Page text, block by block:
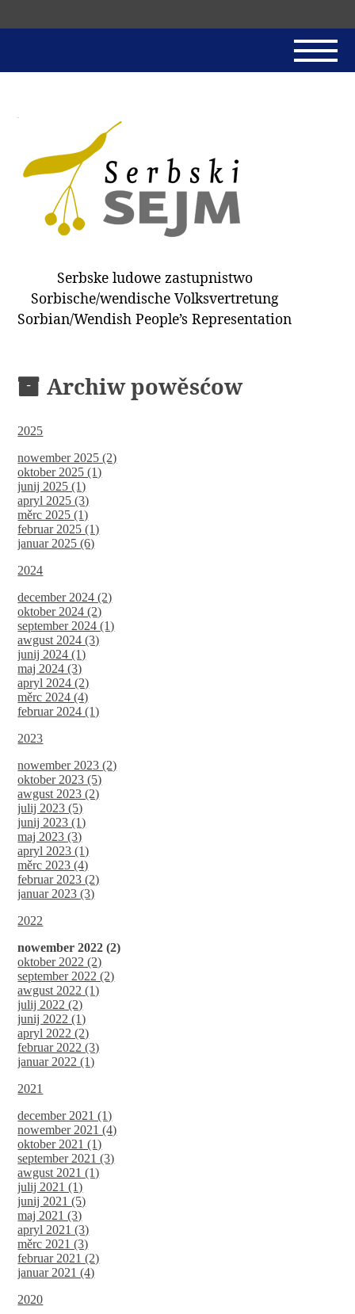
SERBSKI SEJM
JADNAŃSKI PÓRĚD
PROTOKOLE / HOBZAMKŃEŃA
DARY
WÓTPÓSŁAŃCY
HUBĚRKI
Serbske ludowe zastupnistwo
Sorbische/wendische Volksvertretung
Sorbian/Wendish People’s Representation
Archiw powěsćow
2025
nowember 2025 (2)
oktober 2025 (1)
junij 2025 (1)
apryl 2025 (3)
měrc 2025 (1)
februar 2025 (1)
januar 2025 (6)
2024
december 2024 (2)
oktober 2024 (2)
september 2024 (1)
awgust 2024 (3)
junij 2024 (1)
maj 2024 (3)
apryl 2024 (2)
měrc 2024 (4)
februar 2024 (1)
2023
nowember 2023 (2)
oktober 2023 (5)
awgust 2023 (2)
julij 2023 (5)
junij 2023 (1)
maj 2023 (3)
apryl 2023 (1)
měrc 2023 (4)
februar 2023 (2)
januar 2023 (3)
2022
nowember 2022 (2)
oktober 2022 (2)
september 2022 (2)
awgust 2022 (1)
julij 2022 (2)
junij 2022 (1)
apryl 2022 (2)
februar 2022 (3)
januar 2022 (1)
2021
december 2021 (1)
nowember 2021 (4)
oktober 2021 (1)
september 2021 (3)
awgust 2021 (1)
julij 2021 (1)
junij 2021 (5)
maj 2021 (3)
apryl 2021 (3)
měrc 2021 (3)
februar 2021 (2)
januar 2021 (4)
2020